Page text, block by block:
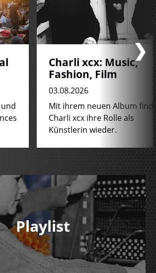
Charli xcx: Music,
Fashion, Film
03.08.2026
Mit ihrem neuen Album findet
Charli xcx ihre Rolle als
Künstlerin wieder.
Playlist